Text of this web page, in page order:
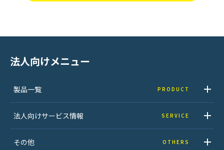
法人向けメニュー
製品一覧 PRODUCT
法人向けサービス情報 SERVICE
その他 OTHERS